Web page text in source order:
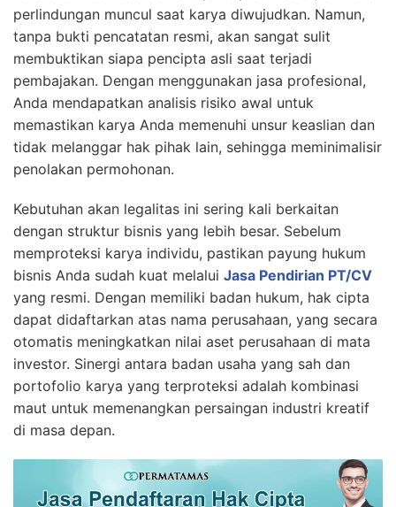
perlindungan muncul saat karya diwujudkan. Namun,
tanpa bukti pencatatan resmi, akan sangat sulit
membuktikan siapa pencipta asli saat terjadi
pembajakan. Dengan menggunakan jasa profesional,
Anda mendapatkan analisis risiko awal untuk
memastikan karya Anda memenuhi unsur keaslian dan
tidak melanggar hak pihak lain, sehingga meminimalisir
penolakan permohonan.
Kebutuhan akan legalitas ini sering kali berkaitan
dengan struktur bisnis yang lebih besar. Sebelum
memproteksi karya individu, pastikan payung hukum
bisnis Anda sudah kuat melalui Jasa Pendirian PT/CV
yang resmi. Dengan memiliki badan hukum, hak cipta
dapat didaftarkan atas nama perusahaan, yang secara
otomatis meningkatkan nilai aset perusahaan di mata
investor. Sinergi antara badan usaha yang sah dan
portofolio karya yang terproteksi adalah kombinasi
maut untuk memenangkan persaingan industri kreatif
di masa depan.